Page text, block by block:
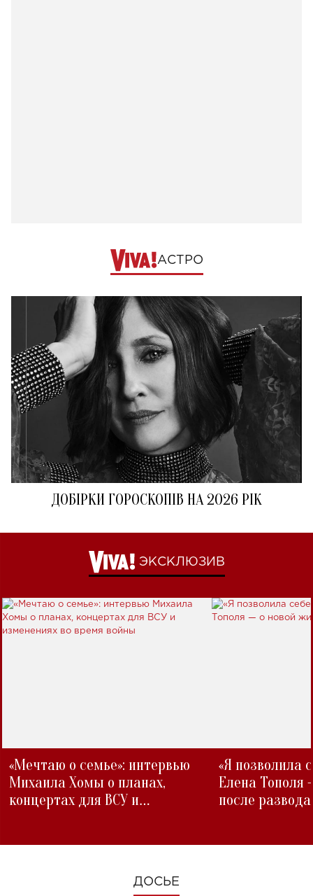
АСТРО
ДОБІРКИ ГОРОСКОПІВ НА 2026 РІК
ЭКСКЛЮЗИВ
«Мечтаю о семье»: интервью
Михаила Хомы о планах,
концертах для ВСУ и
«Я позволила
Елена Тополя
после развода
ДОСЬЕ